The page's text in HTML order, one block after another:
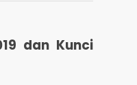
dan Kunci